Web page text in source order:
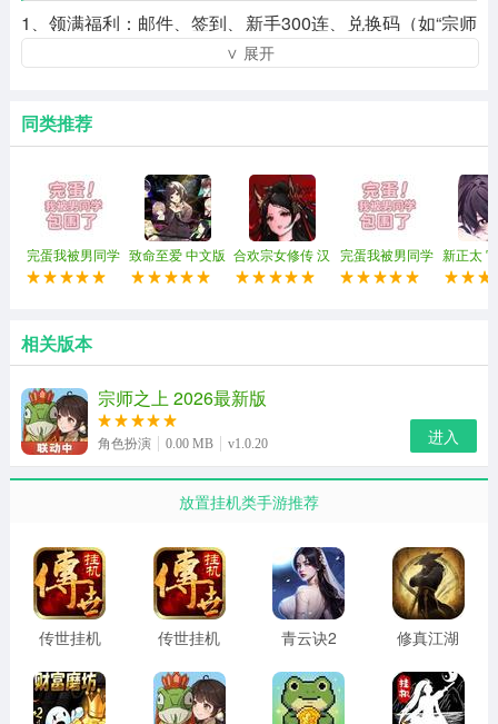
1、领满福利：邮件、签到、新手300连、兑换码（如“宗师
登顶第一”），拿灵玉/元宝/抽券。
卡关不硬磕，挂机涨战力再推。
3、武学合成（核心）：同阶2合1，蓝→紫→橙→红→
金；橙合红初始15%概率，7次必保底，优先合未学技能不
浪费。
4、境界突破：每日吃满20个混元青；跨境界不用全红，4
5、挂机优先级：宝物＞武学＞心法＞装备；宝物先升挂机
效率+掉率，离线收益翻倍。
宗师之上游戏兑换码
1、【宗师登顶第一】
3、【浪浪山宗师之上联动】
4、【ZSZS666】
5、【ZSZS888】
6、【ZSZS111】
∨ 展开
同类推荐
完蛋我被男同学
包围了 官方正版
致命至爱 中文版 合欢宗女修传 汉
化版
完蛋我被男同学
包围了 正版
新正太
相关版本
宗师之上 2026最新版
角色扮演 0.00 MB v1.0.20 进入
放置挂机类手游推荐
传世挂机
版
传世挂机
青云诀2
修真江湖